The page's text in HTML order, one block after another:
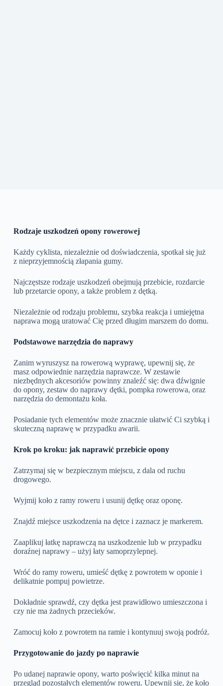
Rodzaje uszkodzeń opony rowerowej
Każdy cyklista, niezależnie od doświadczenia, spotkał się już
z nieprzyjemnością złapania gumy.
Najczęstsze rodzaje uszkodzeń obejmują przebicie, rozdarcie
lub przetarcie opony, a także problem z dętką.
Niezależnie od rodzaju problemu, szybka reakcja i umiejętna
naprawa mogą uratować Cię przed długim marszem do domu.
Podstawowe narzędzia do naprawy
Zanim wyruszysz na rowerową wyprawę, upewnij się, że
masz odpowiednie narzędzia naprawcze. W zestawie
niezbędnych akcesoriów powinny znaleźć się: dwa dźwignie
do opony, zestaw do naprawy dętki, pompka rowerowa, oraz
narzędzia do demontażu koła.
Posiadanie tych elementów może znacznie ułatwić Ci szybką i
skuteczną naprawę w przypadku awarii.
Krok po kroku: jak naprawić przebicie opony
Zatrzymaj się w bezpiecznym miejscu, z dala od ruchu
drogowego.
Wyjmij koło z ramy roweru i usunij dętkę oraz oponę.
Znajdź miejsce uszkodzenia na dętce i zaznacz je markerem.
Zaaplikuj łatkę naprawczą na uszkodzenie lub w przypadku
doraźnej naprawy – użyj łaty samoprzylepnej.
Wróć do ramy roweru, umieść dętkę z powrotem w oponie i
delikatnie pompuj powietrze.
Dokładnie sprawdź, czy dętka jest prawidłowo umieszczona i
czy nie ma żadnych przecieków.
Zamocuj koło z powrotem na ramie i kontynuuj swoją podróż.
Przygotowanie do jazdy po naprawie
Po udanej naprawie opony, warto poświęcić kilka minut na
przegląd pozostałych elementów roweru. Upewnij się, że koło